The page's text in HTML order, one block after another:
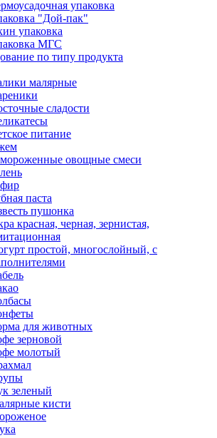
упаковка
"Дой-пак"
упаковка
МГС
по типу продукта
малярные
сладости
питание
овощные смеси
паста
пушонка
красная, черная, зернистая,
простой, многослойный, с
для животных
зерновой
молотый
зеленый
кисти